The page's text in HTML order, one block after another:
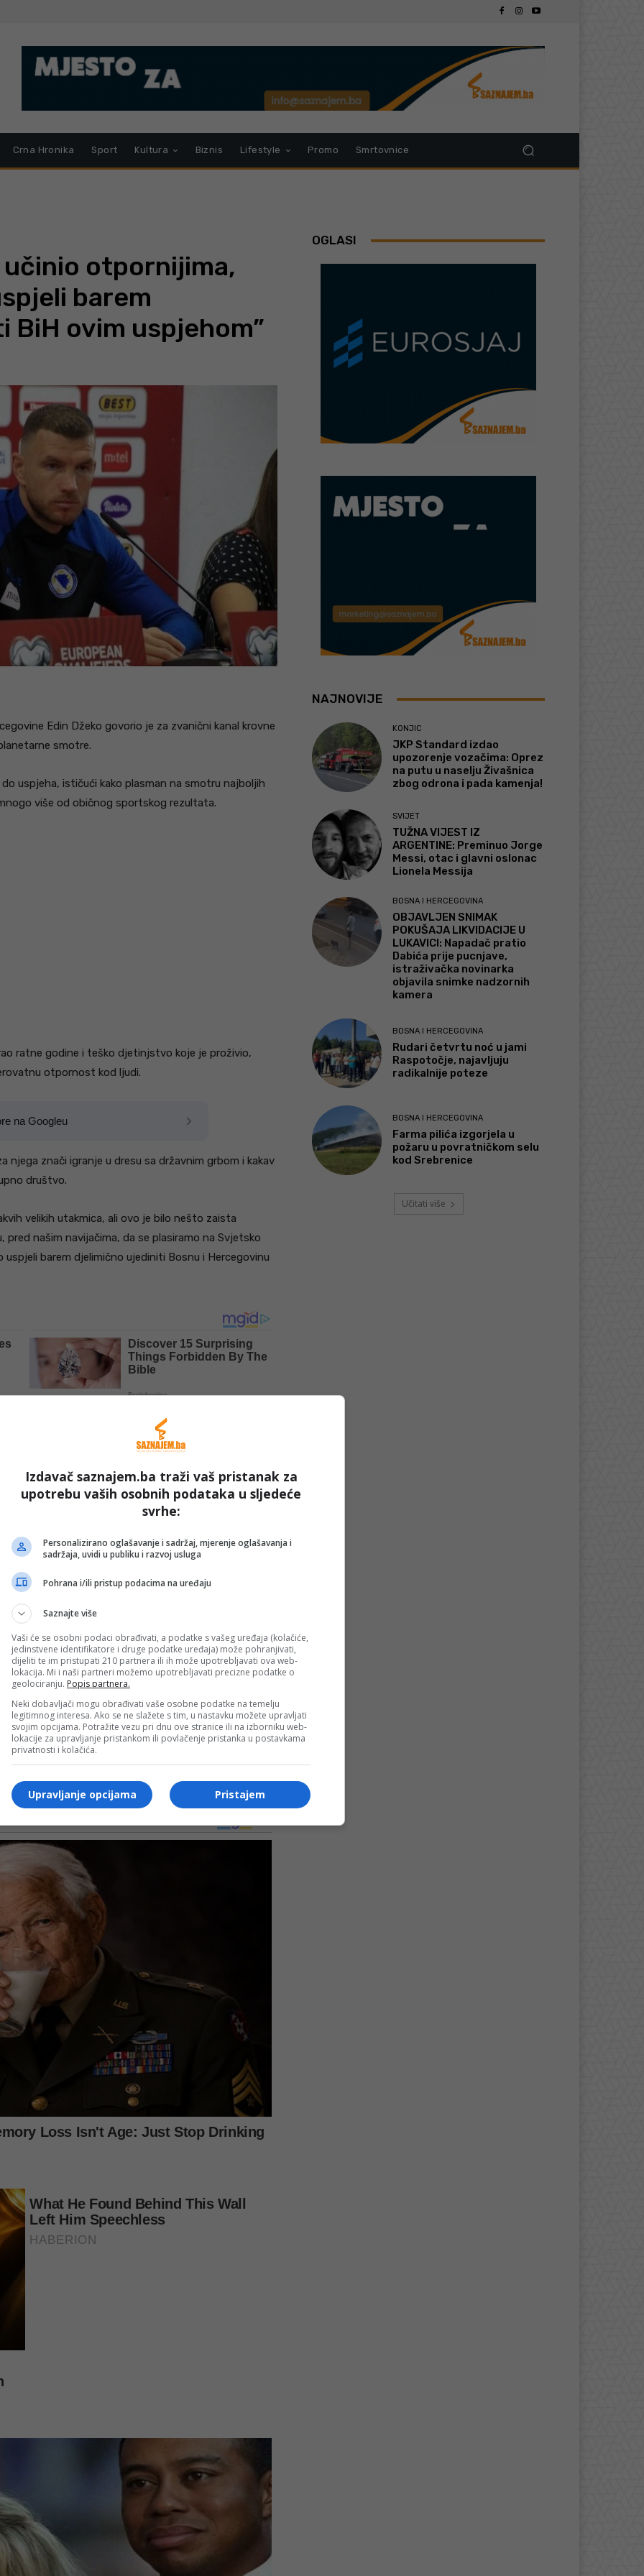
Crna Hronika Sport Kultura Biznis Lifestyle Promo Smrtovnice
učinio otpornijima,
barem
ovim uspjehom”
Edin Džeko govorio je za zvanični kanal krovne
smotre.
uspjeha, ističući kako plasman na smotru najboljih
više od običnog sportskog rezultata.
ratne godine i teško djetinjstvo koje je proživio,
otpornost kod ljudi.
na Googleu
njega znači igranje u dresu sa državnim grbom i kakav
društvo.
velikih utakmica, ali ovo je bilo nešto zaista
našim navijačima, da se plasiramo na Svjetsko
barem djelimično ujediniti Bosnu i Hercegovinu
najtežih trenutaka odrastanja u glavnom gradu,
u tim trenucima.
su bila u Bosni i Hercegovini tokom rata, nije bilo
živote. Mogu sa sigurnošću reći da nas je to
volimo svoju zemlju Bosnu i Hercegovinu još više i
zemlju dobrih ljudi.
Luisu (St. Louis) tokom meča protiv Paname
premijeru protiv Kanade (Canada).
koja ima takvu podršku širom svijeta. Osjećam da
da li to dolazi s godinama ili s mišljenjem da bi
ljude, povezuje ih. Sada imamo priliku da
se da ćemo ispuniti očekivanja.
OGLASI
NAJNOVIJE
KONJIC
JKP Standard izdao
upozorenje vozačima: Oprez
na putu u naselju Živašnica
zbog odrona i pada kamenja!
SVIJET
TUŽNA VIJEST IZ
ARGENTINE: Preminuo Jorge
Messi, otac i glavni oslonac
Lionela Messija
BOSNA I HERCEGOVINA
OBJAVLJEN SNIMAK
POKUŠAJA LIKVIDACIJE U
LUKAVICI: Napadač pratio
Dabića prije pucnjave,
istraživačka novinarka
objavila snimke nadzornih
kamera
BOSNA I HERCEGOVINA
Rudari četvrtu noć u jami
Raspotočje, najavljuju
radikalnije poteze
BOSNA I HERCEGOVINA
Farma pilića izgorjela u
požaru u povratničkom selu
kod Srebrenice
Učitati više
Izdavač saznajem.ba traži vaš pristanak za
upotrebu vaših osobnih podataka u sljedeće
svrhe:
Personalizirano oglašavanje i sadržaj, mjerenje oglašavanja i
sadržaja, uvidi u publiku i razvoj usluga
Pohrana i/ili pristup podacima na uređaju
Saznajte više
Vaši će se osobni podaci obrađivati, a podatke s vašeg uređaja (kolačiće,
jedinstvene identifikatore i druge podatke uređaja) može pohranjivati,
dijeliti te im pristupati 210 partnera ili ih može upotrebljavati ova web-
lokacija. Mi i naši partneri možemo upotrebljavati precizne podatke o
geolociranju. Popis partnera.
Neki dobavljači mogu obrađivati vaše osobne podatke na temelju
legitimnog interesa. Ako se ne slažete s tim, u nastavku možete upravljati
svojim opcijama. Potražite vezu pri dnu ove stranice ili na izborniku web-
lokacije za upravljanje pristankom ili povlačenje pristanka u postavkama
privatnosti i kolačića.
Pristajem
Upravljanje opcijama